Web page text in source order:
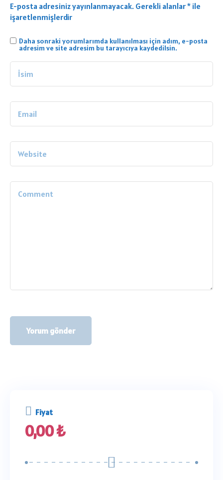
E-posta adresiniz yayınlanmayacak. Gerekli alanlar* ile
işaretlenmişlerdir
Daha sonraki yorumlarımda kullanılması için adım, e-posta
adresim ve site adresim bu tarayıcıya kaydedilsin.
Fiyat
0,00₺